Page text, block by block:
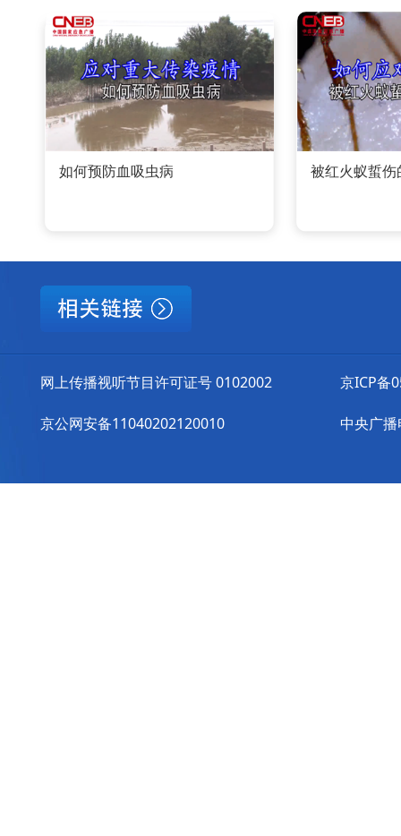
如何预防血吸虫病 被红火蚁蜇
网上传播视听节目许可证号 0102002
京公网安备11040202120010
京ICP备
中央广